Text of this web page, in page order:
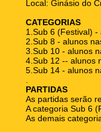
Local: Ginásio do
CATEGORIAS
1.Sub 6 (Festival) -
2.Sub 8 - alunos
3.Sub 10 - alunos
4.Sub 12 -- alunos
5.Sub 14 - alunos
PARTIDAS
As partidas serão
A categoria Sub 6
As demais